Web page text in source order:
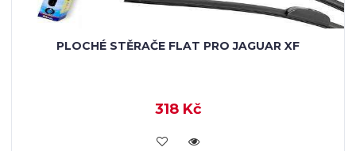
PLOCHÉ STĚRAČE FLAT PRO JAGUAR XF
318 Kč
KOUPIT